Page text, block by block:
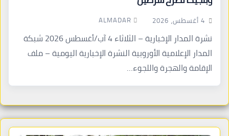
4 أغسطس، 2026 ALMADAR
نشرة المدار الإخبارية – الثلاثاء 4 آب/أغسطس 2026 شبكة
المدار الإعلامية الأوروبية النشرة الإخبارية اليومية – ملف
الإقامة والهجرة واللجوء…